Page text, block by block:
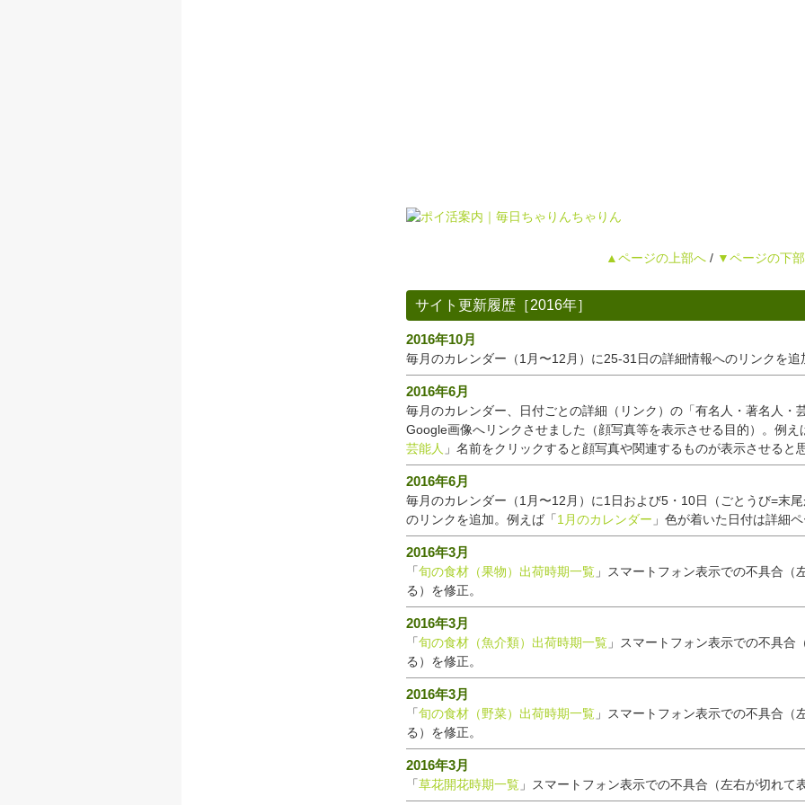
▲ページの上部へ / ▼ページの下
サイト更新履歴［2016年］
2016年10月
毎月のカレンダー（1月〜12月）に25-31日の詳細情報へのリンクを追
2016年6月
毎月のカレンダー、日付ごとの詳細（リンク）の「有名人・著名人・
Google画像へリンクさせました（顔写真等を表示させる目的）。例え
芸能人 」名前をクリックすると顔写真や関連するものが表示させると
2016年6月
毎月のカレンダー（1月〜12月）に1日および5・10日（ごとうび=末
のリンクを追加。例えば「1月のカレンダー 」色が着いた日付は詳細
2016年3月
「旬の食材（果物）出荷時期一覧 」スマートフォン表示での不具合
る）を修正。
2016年3月
「旬の食材（魚介類）出荷時期一覧 」スマートフォン表示での不具
る）を修正。
2016年3月
「旬の食材（野菜）出荷時期一覧 」スマートフォン表示での不具合
る）を修正。
2016年3月
「草花開花時期一覧 」スマートフォン表示での不具合（左右が切れて